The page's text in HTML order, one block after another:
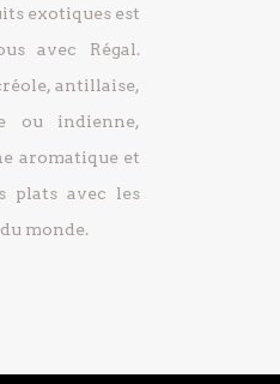
exotiques est
avec Régal.
antillaise,
ou indienne,
aromatique et
plats avec les
monde.